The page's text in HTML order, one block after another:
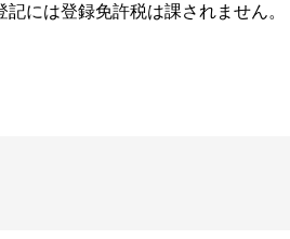
には登録免許税は課されません。